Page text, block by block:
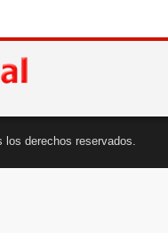
los derechos reservados.